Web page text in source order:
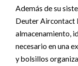
Además de su
Deuter Aircontact
almacenamiento,
necesario en una
y bolsillos